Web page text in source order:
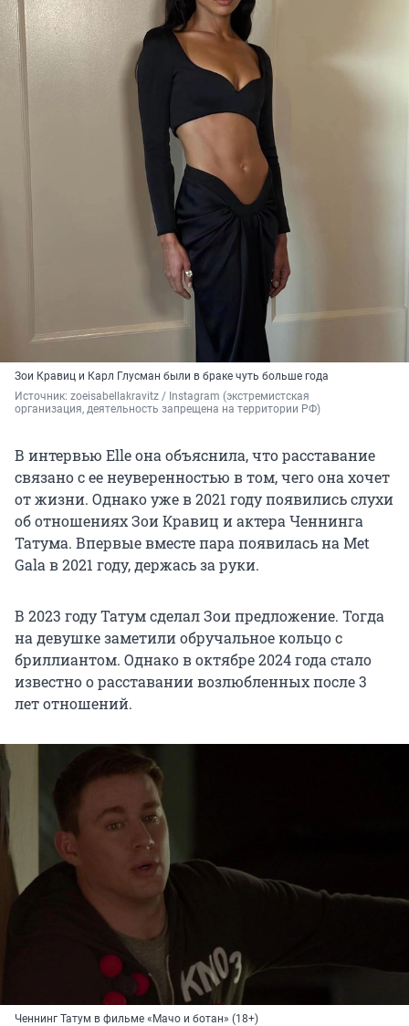
Зои Кравиц и Карл Глусман были в браке чуть больше года
Источник: zoeisabellakravitz / Instagram (экстремистская
организация, деятельность запрещена на территории РФ)
В интервью Elle она объяснила, что расставание
связано с ее неуверенностью в том, чего она хочет
от жизни. Однако уже в 2021 году появились слухи
об отношениях Зои Кравиц и актера Ченнинга
Татума. Впервые вместе пара появилась на Met
Gala в 2021 году, держась за руки.
В 2023 году Татум сделал Зои предложение. Тогда
на девушке заметили обручальное кольцо с
бриллиантом. Однако в октябре 2024 года стало
известно о расставании возлюбленных после 3
лет отношений.
Ченнинг Татум в фильме «Мачо и ботан» (18+)